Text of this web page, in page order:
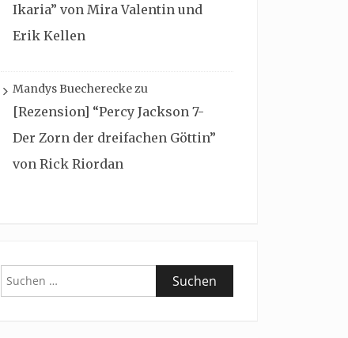
Ikaria” von Mira Valentin und
Erik Kellen
Mandys Buechereckezu
[Rezension] “Percy Jackson 7-
Der Zorn der dreifachen Göttin”
von Rick Riordan
Suchen
nach: